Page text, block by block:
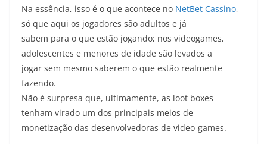
Na essência, isso é o que acontece no NetBet Cassino,
só que aqui os jogadores são adultos e já
sabem para o que estão jogando; nos videogames,
adolescentes e menores de idade são levados a
jogar sem mesmo saberem o que estão realmente
fazendo.
Não é surpresa que, ultimamente, as loot boxes
tenham virado um dos principais meios de
monetização das desenvolvedoras de video-games.